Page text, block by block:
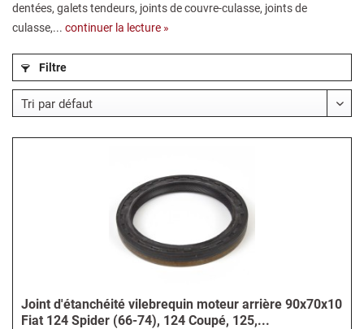
dentées, galets tendeurs, joints de couvre-culasse, joints de
culasse,... continuer la lecture »
Filtre
Joint d'étanchéité vilebrequin moteur arrière 90x70x10
Fiat 124 Spider (66-74), 124 Coupé, 125,...